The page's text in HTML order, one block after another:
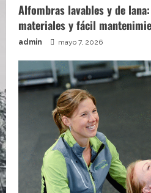
Alfombras lavables y de
materiales y fácil
admin mayo 7, 2026